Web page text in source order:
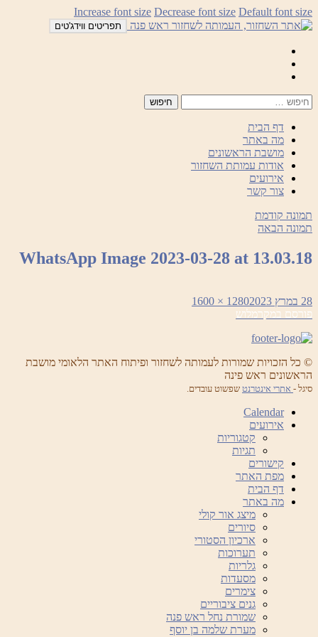
לדלג
לתוכן
Increase font size Decrease font size Default font size
תפריטים ווידג'טים
דף הבית
מה באתר
מושבת הראשונים
אודות עמותת השחזור
אירועים
צור קשר
תמונה קודמת
תמונה הבאה
WhatsApp Image 2023-03-28 at 13.03.18
פורסם
בתאריך
28 במרץ 2023
מסך
מלא
1280 × 1600
ניווט
פורסם במקרמלוש
© כל הזכויות שמורות לעמותה לשחזור ופיתוח האתר הלאומי מושבת
הראשונים ראש פינה
סיגל - אתרי אינטרנט שפשוט עובדים.
Calendar
אירועים
קטגוריות
תגיות
קישורים
מפת האתר
דף הבית
מה באתר
מיצג אור קולי
סיורים
ארכיון הסטורי
תערוכות
גלריות
מסעדות
צימרים
גנים ציבוריים
שמורת נחל ראש פנה
מערת שלמה בן יוסף